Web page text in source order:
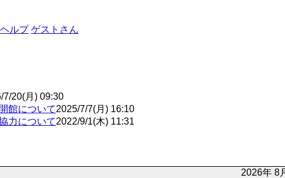
ヘルプ ゲストさん
7/20(月) 09:30
館について2025/7/7(月) 16:10
力について2022/9/1(木) 11:31
2026年 8